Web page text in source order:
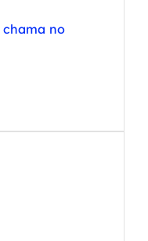
chama no